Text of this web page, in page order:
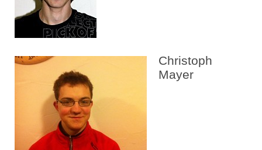
Christoph
Mayer